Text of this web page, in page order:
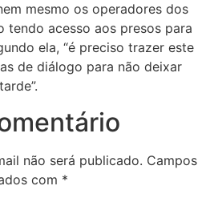
mesmo os operadores dos
tendo acesso aos presos para
ela, “é preciso trazer este
de diálogo para não deixar
não será publicado. Campos
com *